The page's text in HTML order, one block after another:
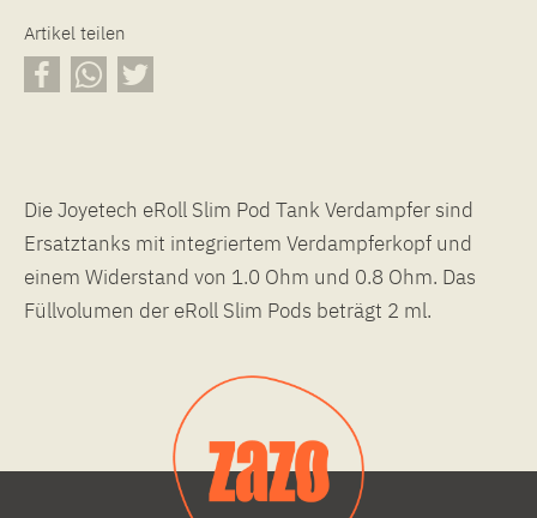
Artikel teilen
Die Joyetech eRoll Slim Pod Tank Verdampfer sind
Ersatztanks mit integriertem Verdampferkopf und
einem Widerstand von 1.0 Ohm und 0.8 Ohm. Das
Füllvolumen der eRoll Slim Pods beträgt 2 ml.